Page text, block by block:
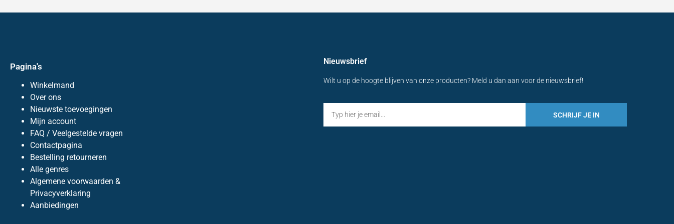
Pagina's
Winkelmand
Over ons
Nieuwste toevoegingen
Mijn account
FAQ / Veelgestelde vragen
Contactpagina
Bestelling retourneren
Alle genres
Algemene voorwaarden &
Privacyverklaring
Aanbiedingen
Nieuwsbrief
Wilt u op de hoogte blijven van onze producten? Meld u dan aan voor de nieuwsbrief!
SCHRIJF JE IN